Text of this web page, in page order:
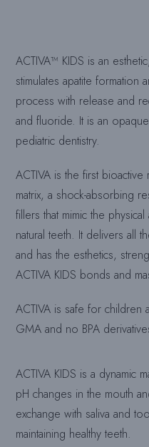
ACTIVA™ KIDS is an
stimulates apatite formation
process with release and
and fluoride. It is an
pediatric dentistry.
ACTIVA is the first
matrix, a shock-absorbing
fillers that mimic the
natural teeth. It delivers all
and has the esthetics,
ACTIVA KIDS bonds and
ACTIVA is safe for children
GMA and no BPA
ACTIVA KIDS is a dynamic
pH changes in the mouth
exchange with saliva and
maintaining healthy teeth.